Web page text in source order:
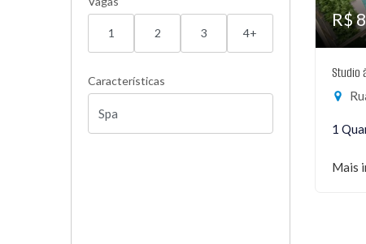
1 2 3 4+
Características
R$
Studio
1
Mais